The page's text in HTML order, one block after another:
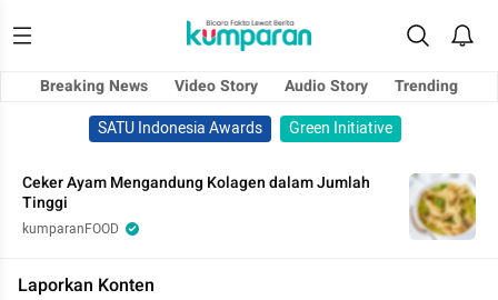
Breaking News Video Story Audio Story
Trending
SATU Indonesia Awards
Green Initiative
Ceker Ayam Mengandung Kolagen dalam Jumlah
Tinggi
kumparanFOOD
Laporkan Konten